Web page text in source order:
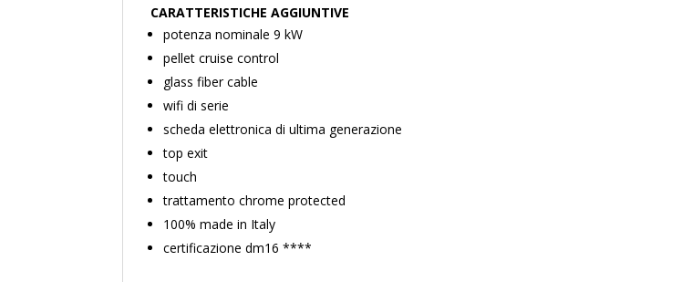
CARATTERISTICHE AGGIUNTIVE
potenza nominale 9 kW
pellet cruise control
glass fiber cable
wifi di serie
scheda elettronica di ultima generazione
top exit
touch
trattamento chrome protected
100% made in Italy
certificazione dm16 ****